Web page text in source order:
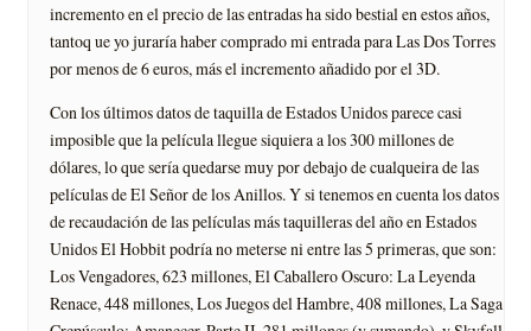
incremento en el precio de las entradas ha sido bestial en estos años,
tantoq ue yo juraría haber comprado mi entrada para Las Dos Torres
por menos de 6 euros, más el incremento añadido por el 3D.
Con los últimos datos de taquilla de Estados Unidos parece casi
imposible que la película llegue siquiera a los 300 millones de
dólares, lo que sería quedarse muy por debajo de cualqueira de las
películas de El Señor de los Anillos. Y si tenemos en cuenta los datos
de recaudación de las películas más taquilleras del año en Estados
Unidos El Hobbit podría no meterse ni entre las 5 primeras, que son:
Los Vengadores, 623 millones, El Caballero Oscuro: La Leyenda
Renace, 448 millones, Los Juegos del Hambre, 408 millones, La Saga